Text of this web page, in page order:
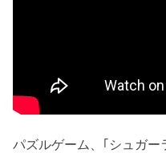
パズルゲーム、｢シュガー